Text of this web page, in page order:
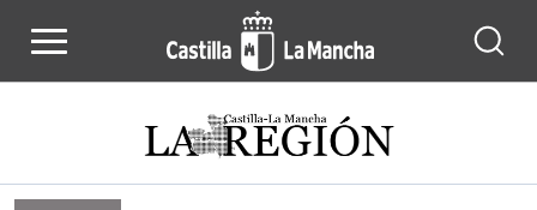
Noticias de la región de Castilla-La